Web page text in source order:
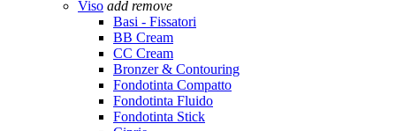
Viso add remove
Basi - Fissatori
BB Cream
CC Cream
Bronzer & Contouring
Fondotinta Compatto
Fondotinta Fluido
Fondotinta Stick